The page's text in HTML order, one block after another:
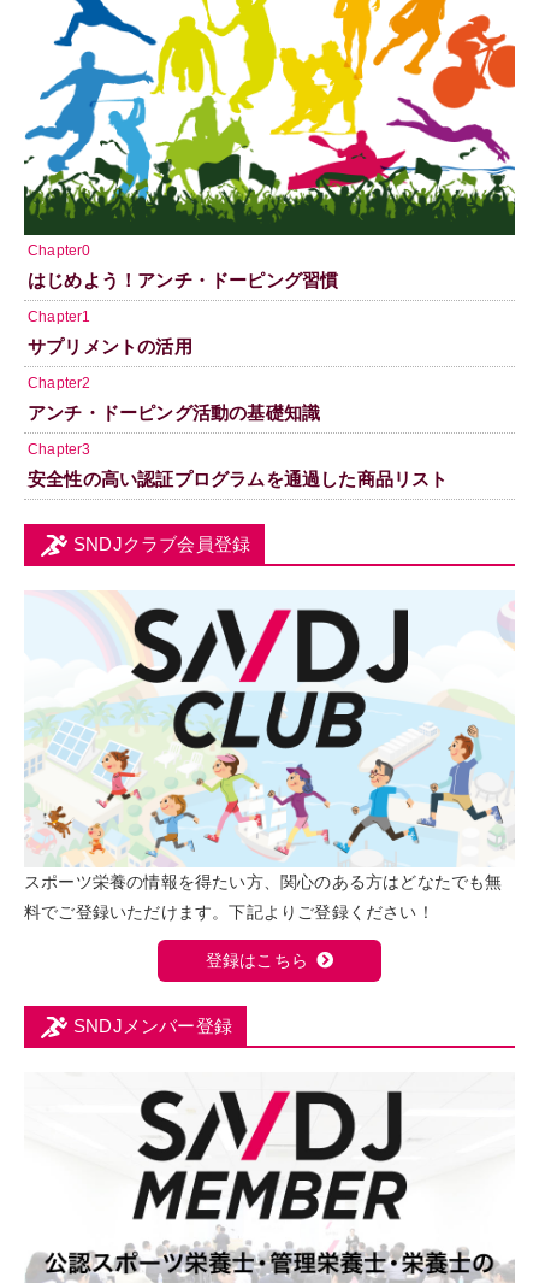
Chapter0
はじめよう！アンチ・ドーピング習慣
Chapter1
サプリメントの活用
Chapter2
アンチ・ドーピング活動の基礎知識
Chapter3
安全性の高い認証プログラムを通過した商品リスト
SNDJクラブ会員登録
スポーツ栄養の情報を得たい方、関心のある方はどなたでも無
料でご登録いただけます。下記よりご登録ください！
登録はこちら
SNDJメンバー登録